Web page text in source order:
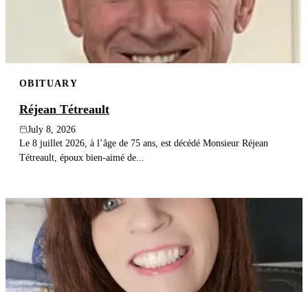
OBITUARY
Réjean Tétreault
July 8, 2026
Le 8 juillet 2026, à l’âge de 75 ans, est décédé Monsieur Réjean
Tétreault, époux bien-aimé de...